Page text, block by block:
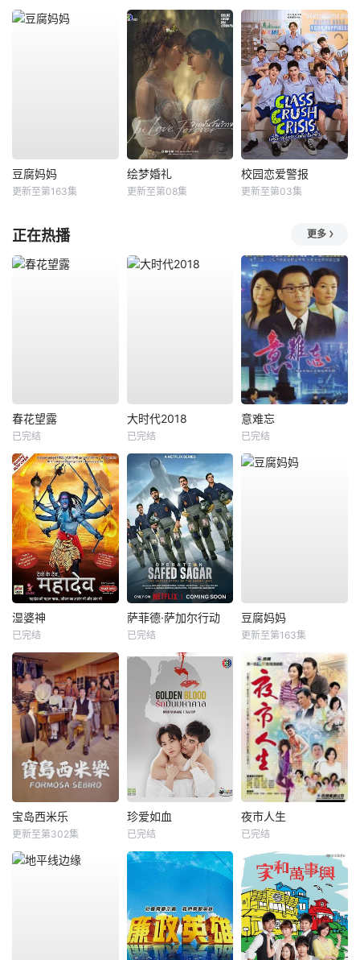
豆腐妈妈
更新至第163集
绘梦婚礼
更新至第08集
校园恋爱警报
更新至第03集
正在热播 更多
春花望露
已完结
大时代2018
已完结
意难忘
已完结
湿婆神
已完结
萨菲德·萨加尔行动
已完结
豆腐妈妈
更新至第163集
宝岛西米乐
更新至第302集
珍爱如血
已完结
夜市人生
已完结